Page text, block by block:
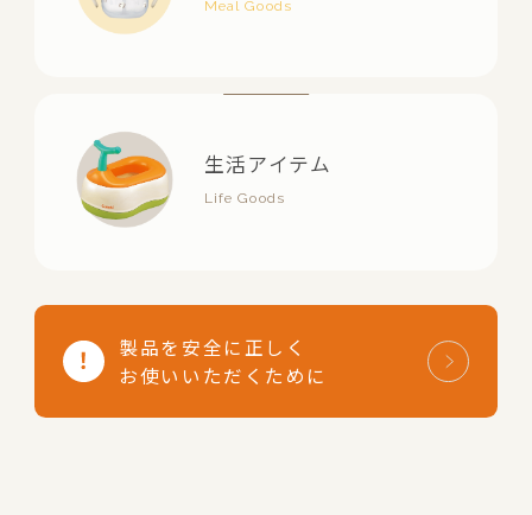
生活アイテム
製品を安全に正しく
お使いいただくために